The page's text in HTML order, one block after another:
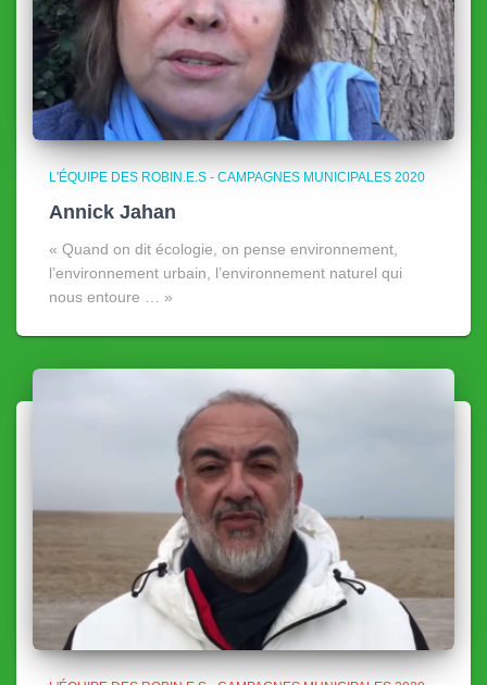
L'ÉQUIPE DES ROBIN.E.S - CAMPAGNES MUNICIPALES 2020
Annick Jahan
« Quand on dit écologie, on pense environnement,
l’environnement urbain, l’environnement naturel qui
nous entoure … »